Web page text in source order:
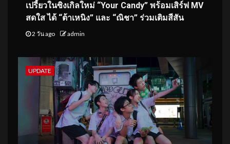
เปรี้ยวในซิงเกิลใหม่ “Your Candy” พร้อมเสิร์ฟ MV
สดใส ได้ “ต้าเหนิง” และ “ณิชา” ร่วมเติมสีสัน
2 วัน ago admin
UPDATE